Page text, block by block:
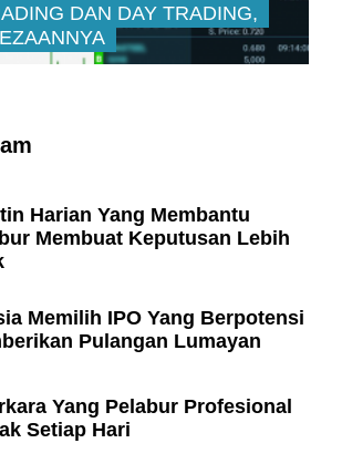
DAN DAY TRADING,
Harian Yang Membantu
Membuat Keputusan Lebih
Memilih IPO Yang Berpotensi
Pulangan Lumayan
Yang Pelabur Profesional
Setiap Hari